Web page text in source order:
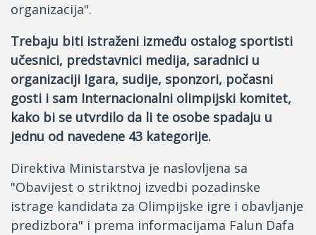
organizacija".
Trebaju biti istraženi između ostalog sportisti
učesnici, predstavnici medija, saradnici u
organizaciji Igara, sudije, sponzori, počasni
gosti i sam Internacionalni olimpijski komitet,
kako bi se utvrdilo da li te osobe spadaju u
jednu od navedene 43 kategorije.
Direktiva Ministarstva je naslovljena sa
"Obavijest o striktnoj izvedbi pozadinske
istrage kandidata za Olimpijske igre i obavljanje
predizbora" i prema informacijama Falun Dafa